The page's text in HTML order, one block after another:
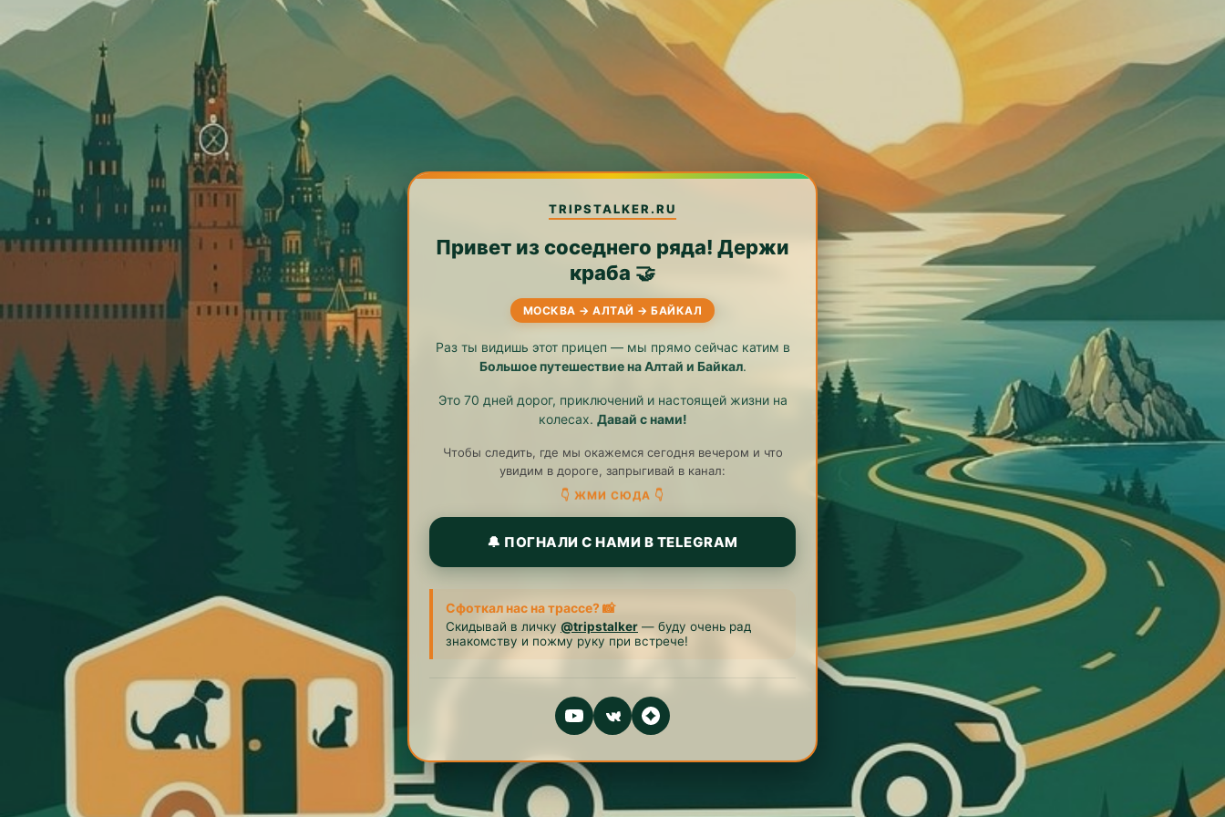
TRIPSTALKER.RU
Привет из соседнего ряда! Держи
краба 🤝
МОСКВА → АЛТАЙ → БАЙКАЛ
Раз ты видишь этот прицеп — мы прямо сейчас катим в
Большое путешествие на Алтай и Байкал.
Это 70 дней дорог, приключений и настоящей жизни на
колесах. Давай с нами!
Чтобы следить, где мы окажемся сегодня вечером и что
увидим в дороге, запрыгивай в канал:
👇 ЖМИ СЮДА 👇
🔔 ПОГНАЛИ С НАМИ В TELEGRAM
Сфоткал нас на трассе? 📸
Скидывай в личку @tripstalker — буду очень рад
знакомству и пожму руку при встрече!